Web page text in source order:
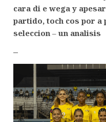
cara di e wega y
partido, toch cos por a
seleccion – un analisis
–